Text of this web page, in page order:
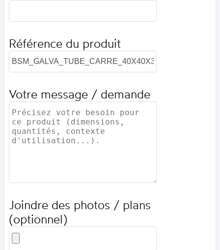
Référence du produit
Votre message / demande
Joindre des photos / plans
(optionnel)